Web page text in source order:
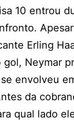
10 entrou
Erling
Neymar
envolveu
da
qual lado